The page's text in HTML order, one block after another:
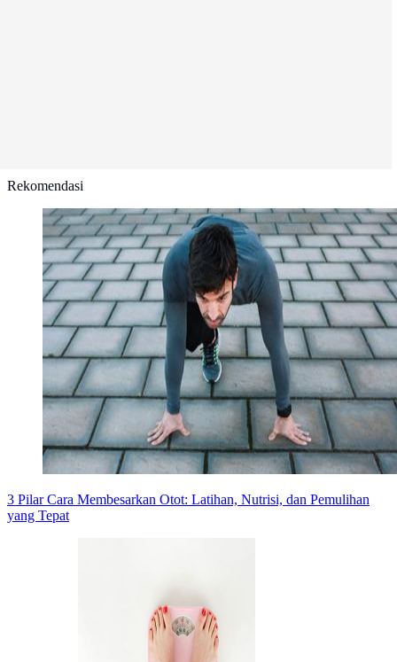
Rekomendasi
3 Pilar Cara Membesarkan Otot: Latihan, Nutrisi, dan Pemulihan
yang Tepat